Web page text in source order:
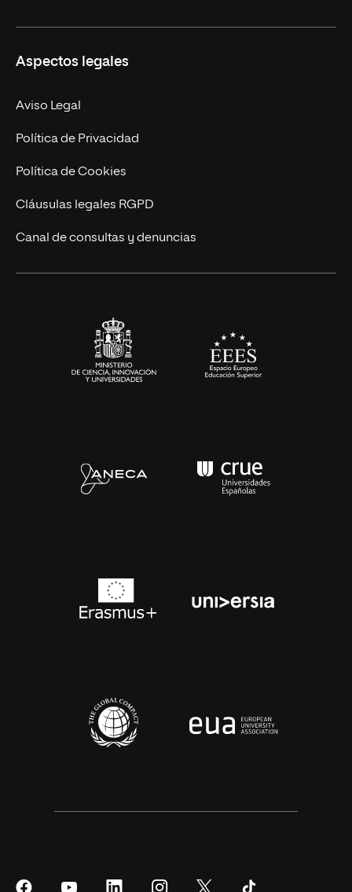
Doctorados
Experto Universitario
Postgrados
Cursos Universitarios
Facultades
Nuestro Equipo
Trabaja en UNIR
Actualidad
UNIR Revista
Eventos
Aspectos legales
Aviso Legal
Política de Privacidad
Política de Cookies
Cláusulas legales RGPD
Canal de consultas y denuncias
SíguenosSíguenos SíguenosSíguenos Síguenos